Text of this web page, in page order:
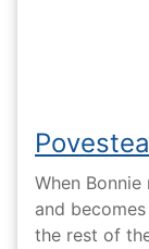
When
and
the rest of